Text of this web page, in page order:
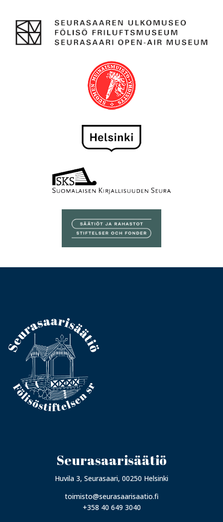
Seurasaarisäätiö
Huvila 3, Seurasaari, 00250 Helsinki
toimisto@seurasaarisaatio.fi
+358 40 649 3040